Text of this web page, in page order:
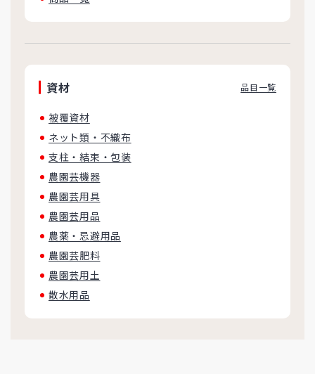
資材 品目一覧
被覆資材
ネット類・不織布
支柱・結束・包装
農園芸機器
農園芸用具
農園芸用品
農薬・忌避用品
農園芸肥料
農園芸用土
散水用品